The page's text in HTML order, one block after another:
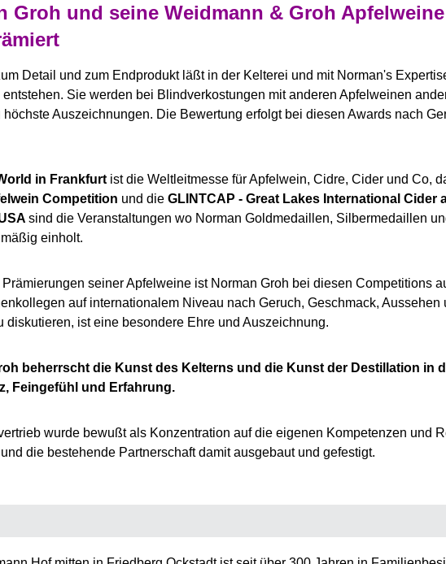
Groh und seine Weidmann & Groh
Detail und zum Endprodukt läßt in der Kelterei und mit Norman's
Sie werden bei Blindverkostungen mit anderen Apfelweinen
Auszeichnungen. Die Bewertung erfolgt bei diesen Awards nach
in Frankfurt ist die Weltleitmesse für Apfelwein, Cidre, Cider und Co,
Competition und dieGLINTCAP - Great Lakes International Cider
sind die Veranstaltungen wo Norman Goldmedaillen, Silbermedaillen
einholt.
seiner Apfelweine ist Norman Groh bei diesen Competitions
auf internationalem Niveau nach Geruch, Geschmack,
diskutieren, ist eine besondere Ehre und Auszeichnung.
beherrscht die Kunst des Kelterns und die Kunst der Destillation in
Feingefühl und Erfahrung.
wurde bewußt als Konzentration auf die eigenen Kompetenzen und
die bestehende Partnerschaft damit ausgebaut und gefestigt.